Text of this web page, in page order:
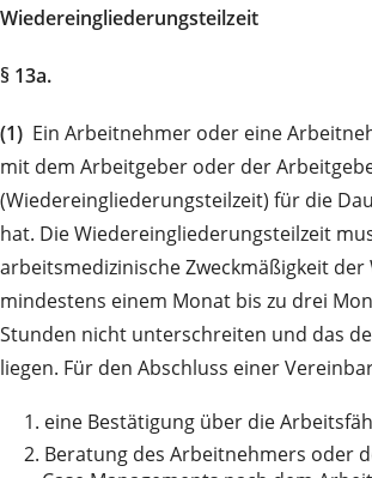
Wiedereingliederungsteilzeit
§ 13a.
(1) Ein Arbeitnehmer oder eine
mit dem Arbeitgeber oder der
(Wiedereingliederungsteilzeit) für die
hat. Die Wiedereingliederungsteilzeit
arbeitsmedizinische Zweckmäßigkeit
mindestens einem Monat bis zu drei
Stunden nicht unterschreiten und das
liegen. Für den Abschluss einer
1. eine Bestätigung über die
2. Beratung des Arbeitnehmers oder